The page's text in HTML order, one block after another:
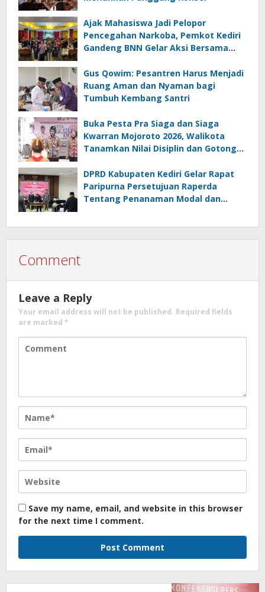
Ajak Mahasiswa Jadi Pelopor
Pencegahan Narkoba, Pemkot Kediri
Gandeng BNN Gelar Aksi Bersama
Gus Qowim: Pesantren Harus Menjadi
Ruang Aman dan Nyaman bagi
Tumbuh Kembang Santri
Buka Pesta Pra Siaga dan Siaga
Kwarran Mojoroto 2026, Walikota
Tanamkan Nilai Disiplin dan Gotong
DPRD Kabupaten Kediri Gelar Rapat
Paripurna Persetujuan Raperda
Tentang Penanaman Modal dan
Comment
Leave a Reply
Your email address will not be published. Required fields
are marked *
Save my name, email, and website in this browser
for the next time I comment.